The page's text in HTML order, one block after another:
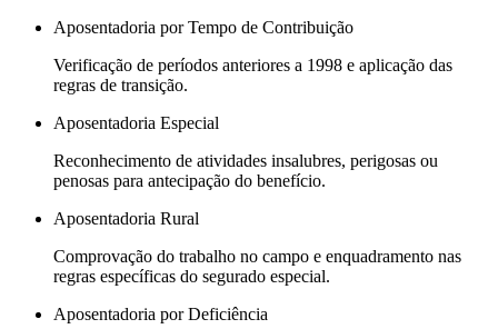
Aposentadoria por Tempo de Contribuição
Verificação de períodos anteriores a 1998 e aplicação das
regras de transição.
Aposentadoria Especial
Reconhecimento de atividades insalubres, perigosas ou
penosas para antecipação do benefício.
Aposentadoria Rural
Comprovação do trabalho no campo e enquadramento nas
regras específicas do segurado especial.
Aposentadoria por Deficiência